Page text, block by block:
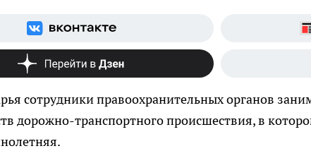
сотрудники правоохранительных органов
дорожно-транспортного происшествия, в